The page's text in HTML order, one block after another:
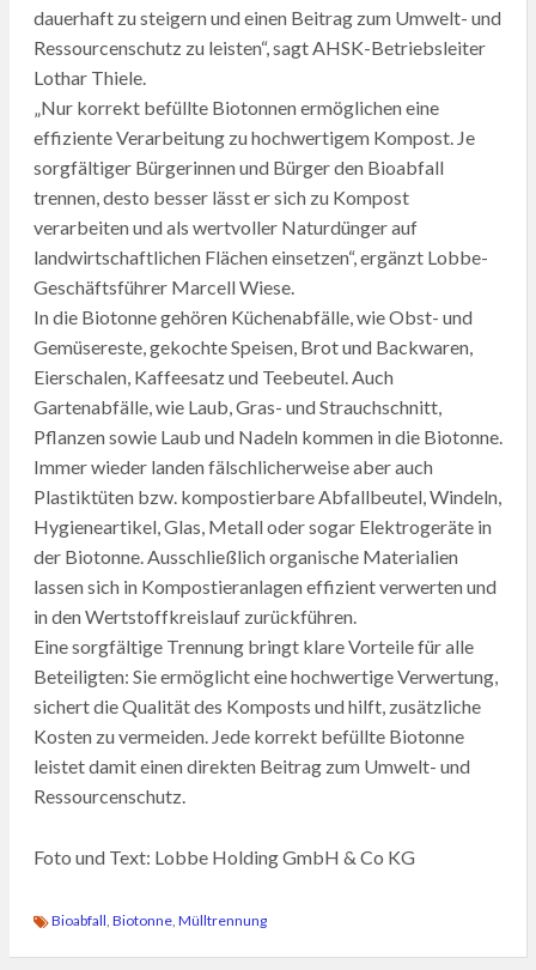
dauerhaft zu steigern und einen Beitrag zum Umwelt- und
Ressourcenschutz zu leisten“, sagt AHSK-Betriebsleiter
Lothar Thiele.
„Nur korrekt befüllte Biotonnen ermöglichen eine
effiziente Verarbeitung zu hochwertigem Kompost. Je
sorgfältiger Bürgerinnen und Bürger den Bioabfall
trennen, desto besser lässt er sich zu Kompost
verarbeiten und als wertvoller Naturdünger auf
landwirtschaftlichen Flächen einsetzen“, ergänzt Lobbe-
Geschäftsführer Marcell Wiese.
In die Biotonne gehören Küchenabfälle, wie Obst- und
Gemüsereste, gekochte Speisen, Brot und Backwaren,
Eierschalen, Kaffeesatz und Teebeutel. Auch
Gartenabfälle, wie Laub, Gras- und Strauchschnitt,
Pflanzen sowie Laub und Nadeln kommen in die Biotonne.
Immer wieder landen fälschlicherweise aber auch
Plastiktüten bzw. kompostierbare Abfallbeutel, Windeln,
Hygieneartikel, Glas, Metall oder sogar Elektrogeräte in
der Biotonne. Ausschließlich organische Materialien
lassen sich in Kompostieranlagen effizient verwerten und
in den Wertstoffkreislauf zurückführen.
Eine sorgfältige Trennung bringt klare Vorteile für alle
Beteiligten: Sie ermöglicht eine hochwertige Verwertung,
sichert die Qualität des Komposts und hilft, zusätzliche
Kosten zu vermeiden. Jede korrekt befüllte Biotonne
leistet damit einen direkten Beitrag zum Umwelt- und
Ressourcenschutz.
Foto und Text: Lobbe Holding GmbH & Co KG
Bioabfall Biotonne, Mülltrennung